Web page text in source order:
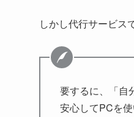
しかし代行サービス
要するに、「自
安心してPCを